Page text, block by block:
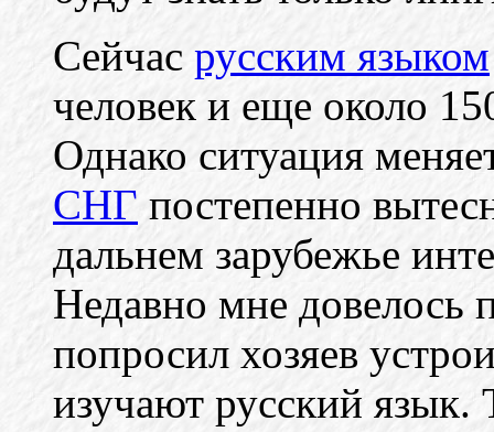
Сейчас русским языком
человек и еще около
Однако ситуация
СНГ постепенно
дальнем зарубежье
Недавно мне довелось
попросил хозяев
изучают русский